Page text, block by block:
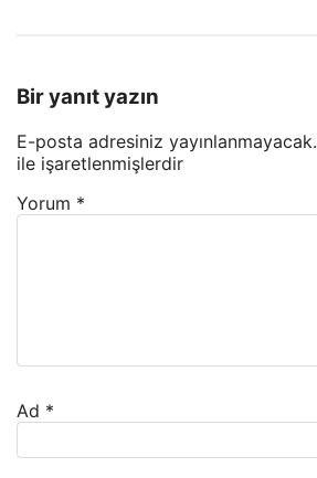
Bir yanıt yazın
E-posta adresiniz yayınlanmayacak.
ile işaretlenmişlerdir
Yorum *
Ad *